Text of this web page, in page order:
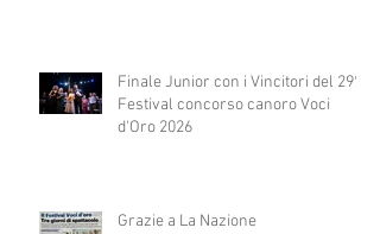
Finale Junior con i Vincitori del 29°
Festival concorso canoro Voci
d'Oro 2026
Grazie a La Nazione